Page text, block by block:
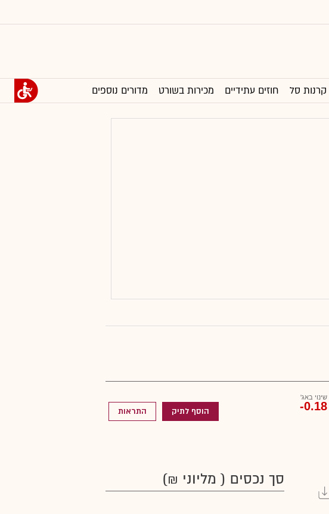
קרנות סל חוזים עתידיים מכירות בשורט מדורים נוספים
שינוי באג'
-0.18 הוסף לתיק התראות
סך נכסים ( מליוני ₪)